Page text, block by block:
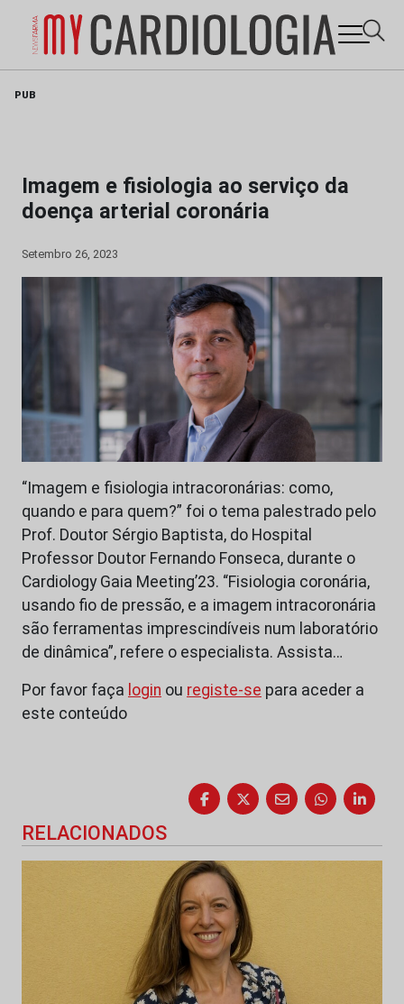
PUB
Imagem e fisiologia ao serviço da
doença arterial coronária
Setembro 26, 2023
“Imagem e fisiologia intracoronárias: como,
quando e para quem?” foi o tema palestrado pelo
Prof. Doutor Sérgio Baptista, do Hospital
Professor Doutor Fernando Fonseca, durante o
Cardiology Gaia Meeting’23. “Fisiologia coronária,
usando fio de pressão, e a imagem intracoronária
são ferramentas imprescindíveis num laboratório
de dinâmica”, refere o especialista. Assista…
Por favor faça login ou registe-se para aceder a
este conteúdo
RELACIONADOS